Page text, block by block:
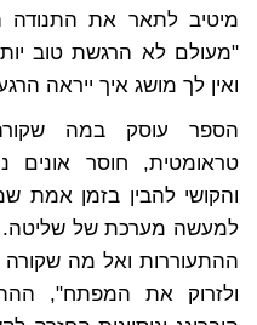
מיטיב לתאר את
"מעולם לא הרגשת טוב
ואין לך מושג איך ייראה
הספר עוסק במה
טראומטית, חוסר אונים
והקושי להבין בזמן
למעשה מערכת של שליטה.
ההתעוררות ואל מה
ולזרוק את המפתח",